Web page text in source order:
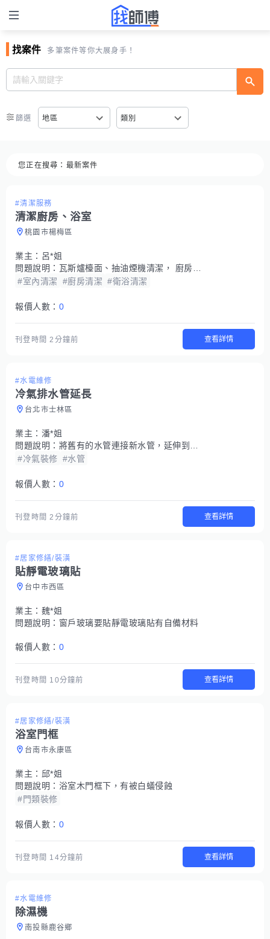
找案件 多筆案件等你大展身手！
篩選 地區 類別
您正在搜尋： 最新案件
#清潔服務
清潔廚房、浴室
桃園市楊梅區
業主： 呂*姐
問題說明： 瓦斯爐檯面、抽油煙機清潔， 廚房整體清潔、浴室整體清潔
#室內清潔
#廚房清潔 #衛浴清潔
報價人數： 0
刊登時間2分鐘前 查看詳情
#水電維修
冷氣排水管延長
台北市士林區
業主： 潘*姐
問題說明： 將舊有的水管連接新水管，延伸到後陽台排水
#冷氣裝修 #水管
報價人數： 0
刊登時間2分鐘前 查看詳情
#居家修繕/裝潢
貼靜電玻璃貼
台中市西區
業主： 魏*姐
問題說明： 窗戶玻璃要貼靜電玻璃貼有自備材料
報價人數： 0
刊登時間 10分鐘前 查看詳情
#居家修繕/裝潢
浴室門框
台南市永康區
業主： 邱*姐
問題說明： 浴室木門框下，有被白蟻侵蝕
#門類裝修
報價人數： 0
刊登時間 14分鐘前 查看詳情
#水電維修
除濕機
南投縣鹿谷鄉